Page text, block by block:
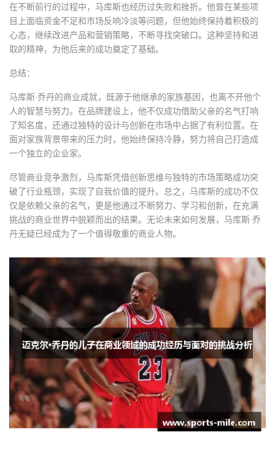
在不断前行的过程中，马库斯也经历过失败和挫折。他曾在某些项
目上面临资金不足和市场反响冷淡等问题，但他始终保持着积极的
心态，继续改进产品和营销策略，不断寻找突破口。这种坚持和进
取的精神，为他后来的成功奠定了基础。
总结：
马库斯·乔丹的商业成就，既源于他继承的家族基因，也离不开他个
人的智慧与努力。在品牌建设上，他不仅成功借助父亲的名气打响
了知名度，还通过独特的设计与创新在市场中占据了有利位置。在
面对家族背景带来的压力时，他始终保持冷静，努力将自己打造成
一个独立的企业家。
尽管商业竞争激烈，马库斯凭借创新思维与独特的市场策略成功突
破了行业瓶颈，实现了自我价值的提升。总之，马库斯的成功不仅
仅是依赖父亲的名气，更是他通过不断努力、学习和创新，在充满
挑战的商业世界中脱颖而出的结果。无论未来如何发展，马库斯·乔
丹无疑已经成为了一个值得敬重的商业人物。